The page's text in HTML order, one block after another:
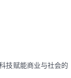
技赋能商业与社会的